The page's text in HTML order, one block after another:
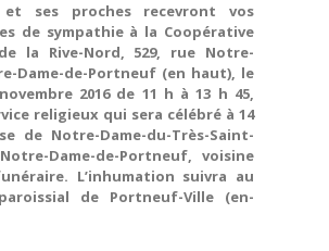
et ses proches recevront vos
de sympathie à la Coopérative
la Rive-Nord, 529, rue Notre-
Dame-de-Portneuf (en haut), le
2016 de 11 h à 13 h 45,
religieux qui sera célébré à 14
de Notre-Dame-du-Très-Saint-
Dame-de-Portneuf, voisine
L’inhumation suivra au
de Portneuf-Ville (en-